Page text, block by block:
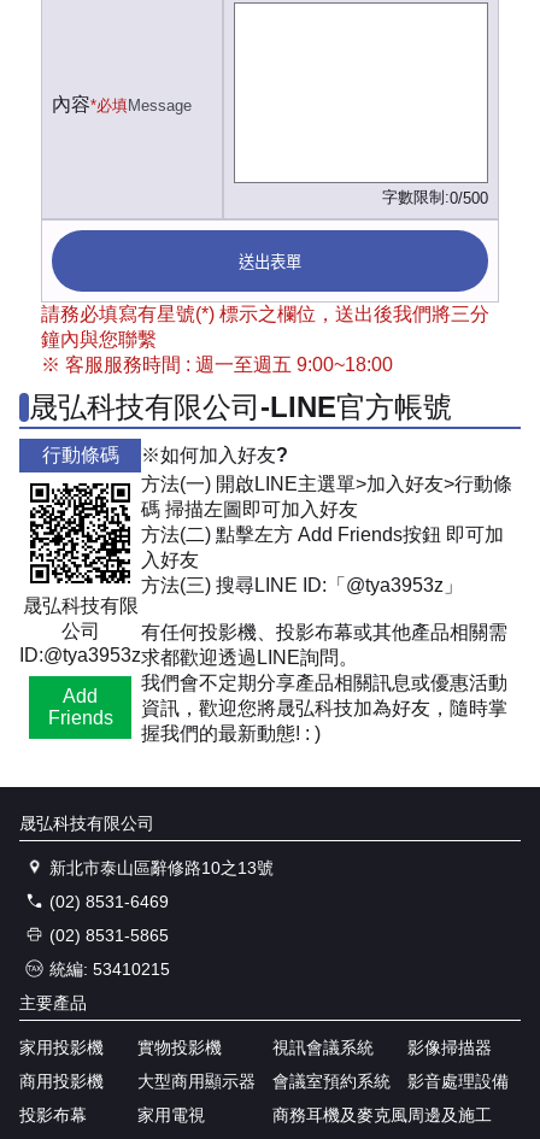
內容*必填Message
字數限制:0/500
送出表單
請務必填寫有星號(*) 標示之欄位，送出後我們將三分
鐘內與您聯繫
※ 客服服務時間 : 週一至週五 9:00~18:00
晟弘科技有限公司-LINE官方帳號
行動條碼
晟弘科技有限
公司
ID:@tya3953z
Add
Friends
※如何加入好友?
方法(一) 開啟LINE主選單>加入好友>行動條
碼 掃描左圖即可加入好友
方法(二) 點擊左方 Add Friends按鈕 即可加
入好友
方法(三) 搜尋LINE ID:「@tya3953z」
有任何投影機、投影布幕或其他產品相關需
求都歡迎透過LINE詢問。
我們會不定期分享產品相關訊息或優惠活動
資訊，歡迎您將晟弘科技加為好友，隨時掌
握我們的最新動態! : )
晟弘科技有限公司
新北市泰山區辭修路10之13號
(02) 8531-6469
(02) 8531-5865
統編: 53410215
主要產品
家用投影機
商用投影機
投影布幕
實物投影機
大型商用顯示器
家用電視
視訊會議系統
會議室預約系統
商務耳機及麥克風
影像掃描器
影音處理設備
周邊及施工